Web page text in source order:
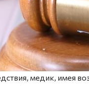
медик, имея